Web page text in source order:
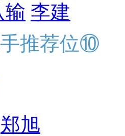
输 李建
推荐位⑩
郑旭